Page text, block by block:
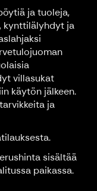
ja tuoleja,
kynttilälyhdyt ja
villasukat
käytön jälkeen.
ja
sisältää
paikassa.